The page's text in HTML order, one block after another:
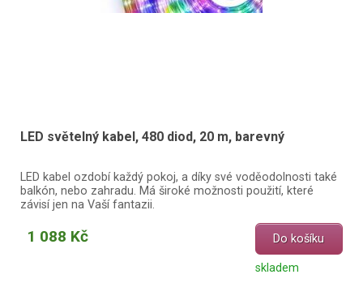
LED světelný kabel, 480 diod, 20 m, barevný
LED kabel ozdobí každý pokoj, a díky své voděodolnosti také
balkón, nebo zahradu. Má široké možnosti použití, které
závisí jen na Vaší fantazii.
1 088 Kč Do košíku
skladem